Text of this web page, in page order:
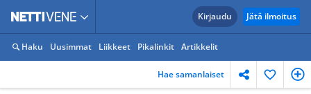
Kirjaudu Jätä ilmoitus
Haku Uusimmat Liikkeet Pikalinkit Artikkelit
Hae samanlaiset